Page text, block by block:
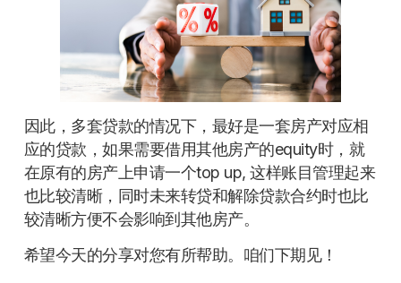
因此，多套贷款的情况下，最好是一套房产对应相
应的贷款，如果需要借用其他房产的equity时，就
在原有的房产上申请一个top up, 这样账目管理起来
也比较清晰，同时未来转贷和解除贷款合约时也比
较清晰方便不会影响到其他房产。
希望今天的分享对您有所帮助。咱们下期见！